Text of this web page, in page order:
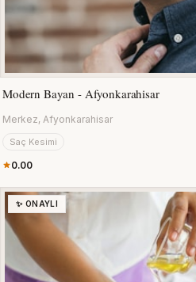
Modern Bayan - Afyonkarahisar
Merkez, Afyonkarahisar
Saç Kesimi
0.00
✨ ONAYLI